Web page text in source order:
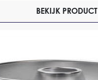
BEKIJK PRODUCT